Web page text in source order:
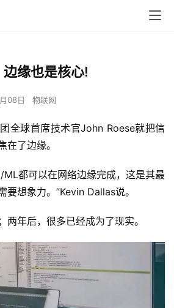
缘也是核心!
08日 物联网
全球首席技术官John Roese就把信
在了边缘。
ML都可以在网络边缘完成，这是其最
要想象力。”Kevin Dallas说。
两年后，很多已经成为了现实。